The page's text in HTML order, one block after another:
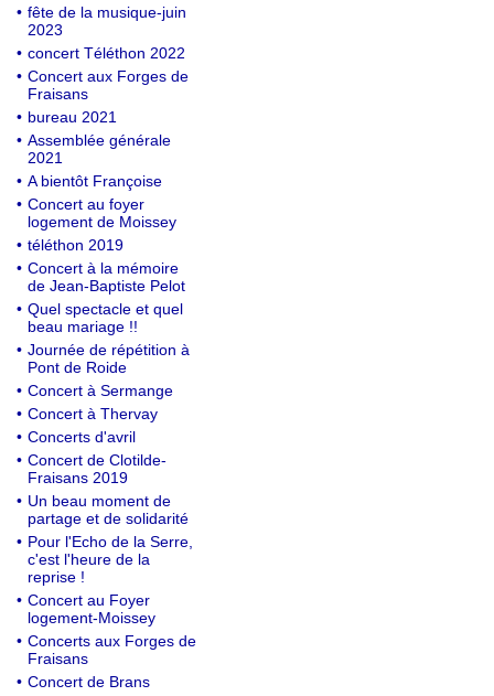
• fête de la musique-juin
2023
• concert Téléthon 2022
• Concert aux Forges de
Fraisans
• bureau 2021
• Assemblée générale
2021
• A bientôt Françoise
• Concert au foyer
logement de Moissey
• téléthon 2019
• Concert à la mémoire
de Jean-Baptiste Pelot
• Quel spectacle et quel
beau mariage !!
• Journée de répétition à
Pont de Roide
• Concert à Sermange
• Concert à Thervay
• Concerts d'avril
• Concert de Clotilde-
Fraisans 2019
• Un beau moment de
partage et de solidarité
• Pour l'Echo de la Serre,
c'est l'heure de la
reprise !
• Concert au Foyer
logement-Moissey
• Concerts aux Forges de
Fraisans
• Concert de Brans